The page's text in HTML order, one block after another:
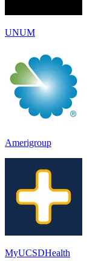
UNUM
Amerigroup
MyUCSDHealth